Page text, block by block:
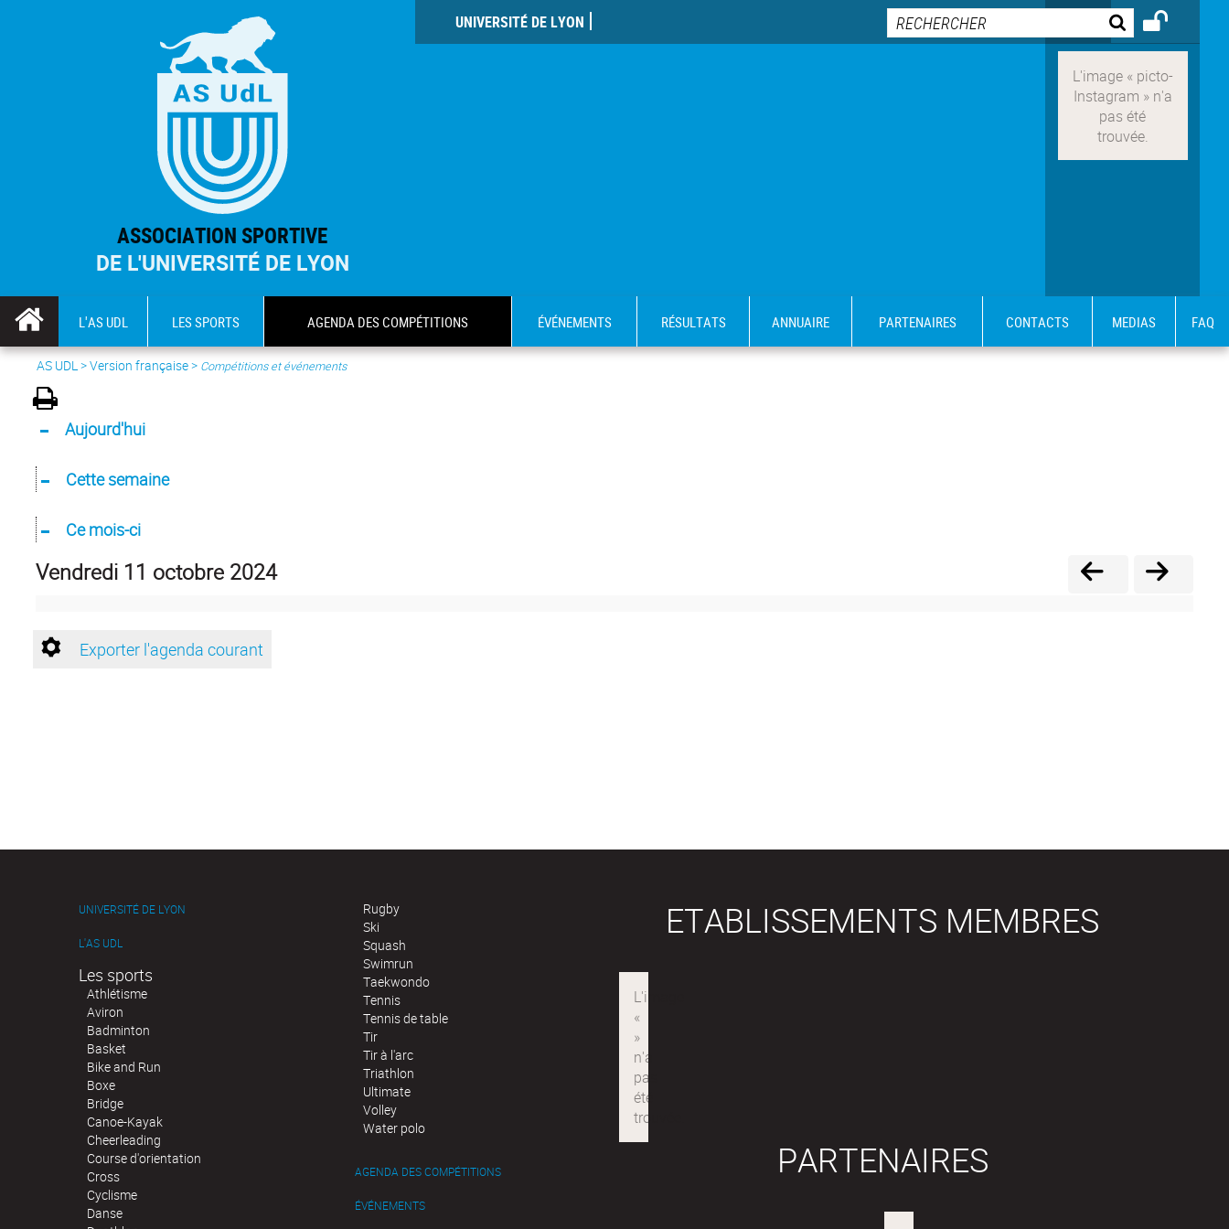
ASSOCIATION SPORTIVE
DE L'UNIVERSITÉ DE LYON
UNIVERSITÉ DE LYON
L'AS UDL LES SPORTS AGENDA DES COMPÉTITIONS ÉVÉNEMENTS RÉSULTATS ANNUAIRE PARTENAIRES CONTACTS MEDIAS FAQ
AS UDL>Version française> Compétitions et événements
Aujourd'hui
Cette semaine
Ce mois-ci
vendredi 11 octobre 2024
Exporter l'agenda courant
UNIVERSITÉ DE LYON
L'AS UDL
Les sports
Athlétisme
Aviron
Badminton
Basket
Bike and Run
Boxe
Bridge
Canoe-Kayak
Cheerleading
Course d'orientation
Cross
Cyclisme
Danse
Rugby
Ski
Squash
Swimrun
Taekwondo
Tennis
Tennis de table
Tir
Tir à l'arc
Triathlon
Ultimate
Volley
Water polo
AGENDA DES COMPÉTITIONS
ÉVÉNEMENTS
ETABLISSEMENTS MEMBRES
PARTENAIRES